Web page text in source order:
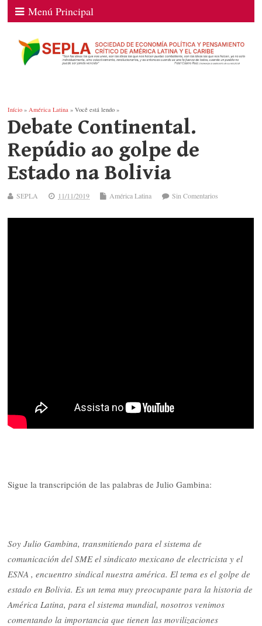
Menú Principal
Início »América Latina » Você está lendo »
Debate Continental.
Repúdio ao golpe de
Estado na Bolivia
SEPLA 11/11/2019 América Latina Sin Comentarios
Sigue la transcripción de las palabras de Julio Gambina:
Soy Julio Gambina, transmitiendo para el sistema de
comunicación del SME el sindicato mexicano de electricista y el
ESNA , encuentro sindical nuestra américa. El tema es el golpe de
estado en Bolivia. Es un tema muy preocupante para la historia de
América Latina, para el sistema mundial, nosotros venimos
comentando la importancia que tienen las movilizaciones